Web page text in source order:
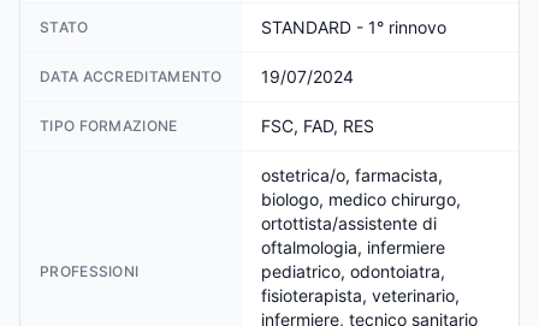
STATO STANDARD - 1° rinnovo
DATA ACCREDITAMENTO 19/07/2024
TIPO FORMAZIONE FSC, FAD, RES
PROFESSIONI
ostetrica/o, farmacista,
biologo, medico chirurgo,
ortottista/assistente di
oftalmologia, infermiere
pediatrico, odontoiatra,
fisioterapista, veterinario,
infermiere, tecnico sanitario